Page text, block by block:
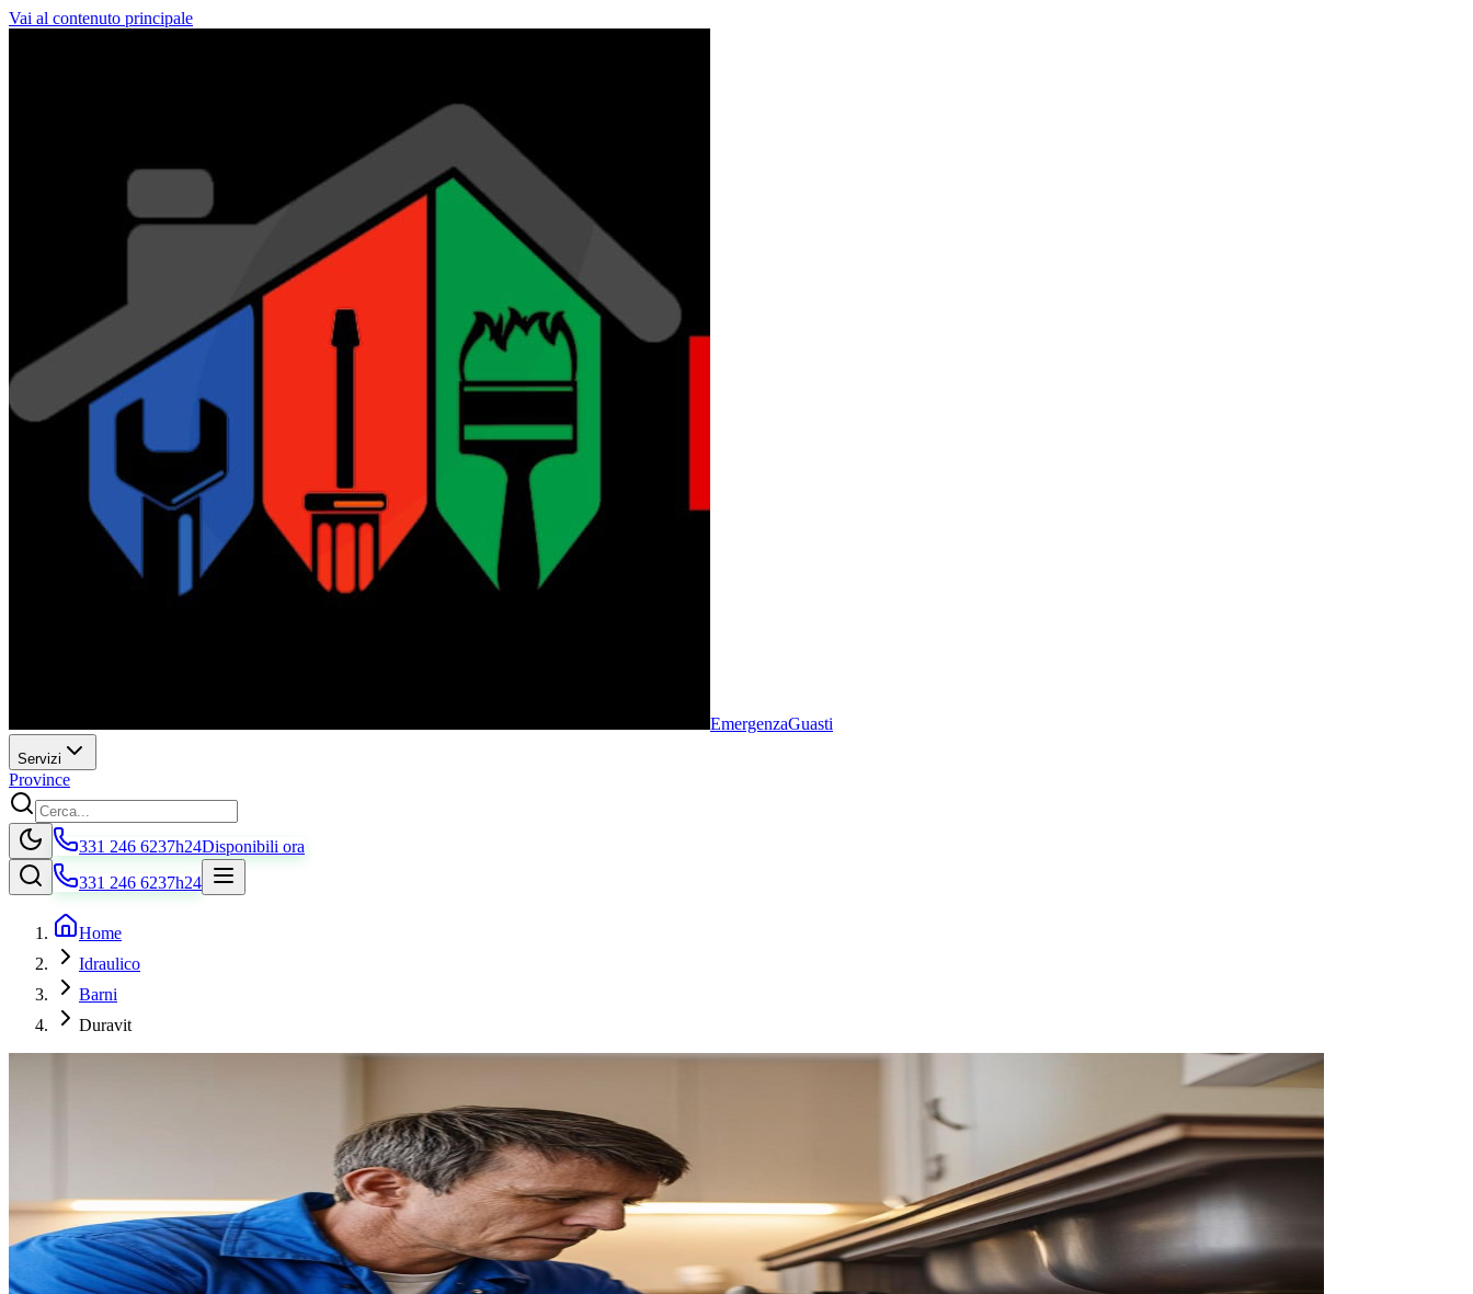
Vai al contenuto principale
EmergenzaGuasti
Servizi
Province
331 246 6237h24Disponibili ora
331 246 6237h24
Home
Idraulico
Barni
Duravit